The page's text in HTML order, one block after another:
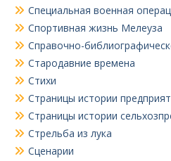
Специальная военная
Спортивная жизнь Мелеуза
Справочно-
Стародавние времена
Стихи
Страницы истории
Страницы истории
Стрельба из лука
Сценарии